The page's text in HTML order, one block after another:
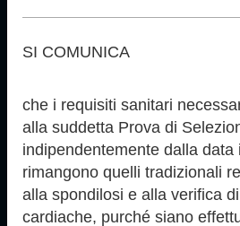
SI COMUNICA
che i requisiti sanitari
alla suddetta Prova di
indipendentemente dalla data
rimangono quelli tradizionali
alla spondilosi e alla verifica
cardiache, purché siano